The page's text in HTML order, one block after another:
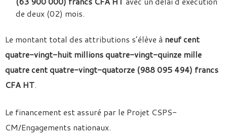
de deux (02) mois.
Le montant total des attributions s’élève à neuf cent
quatre-vingt-huit millions quatre-vingt-quinze mille
quatre cent quatre-vingt-quatorze (988 095 494) francs
CFA HT.
Le financement est assuré par le Projet CSPS-
CM/Engagements nationaux.